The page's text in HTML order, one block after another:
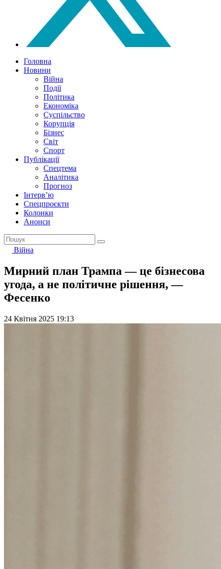
Головна
Новини
Війна
Події
Політика
Економіка
Суспільство
Корупція
Бізнес
Світ
Спорт
Публікації
Спецтема
Аналітика
Прогноз
Інтерв’ю
Спецпроєкти
Колонки
Анонси
Війна
Мирний план Трампа — це бізнесова
угода, а не політичне рішення, —
Фесенко
24 Квітня 2025 19:13